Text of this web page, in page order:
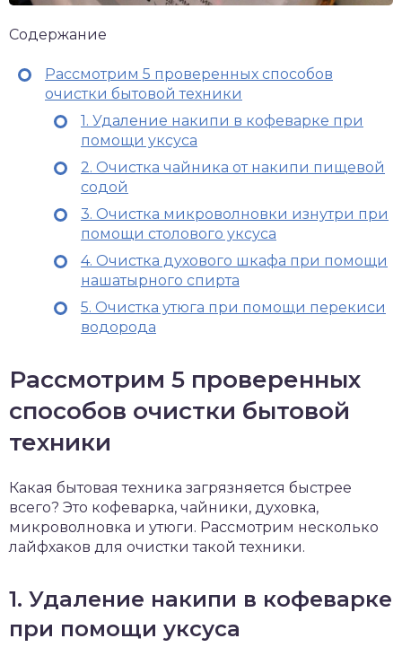
Содержание
Рассмотрим 5 проверенных способов
очистки бытовой техники
1. Удаление накипи в кофеварке при
помощи уксуса
2. Очистка чайника от накипи пищевой
содой
3. Очистка микроволновки изнутри при
помощи столового уксуса
4. Очистка духового шкафа при помощи
нашатырного спирта
5. Очистка утюга при помощи перекиси
водорода
Рассмотрим 5 проверенных
способов очистки бытовой
техники
Какая бытовая техника загрязняется быстрее
всего? Это кофеварка, чайники, духовка,
микроволновка и утюги. Рассмотрим несколько
лайфхаков для очистки такой техники.
1. Удаление накипи в кофеварке
при помощи уксуса